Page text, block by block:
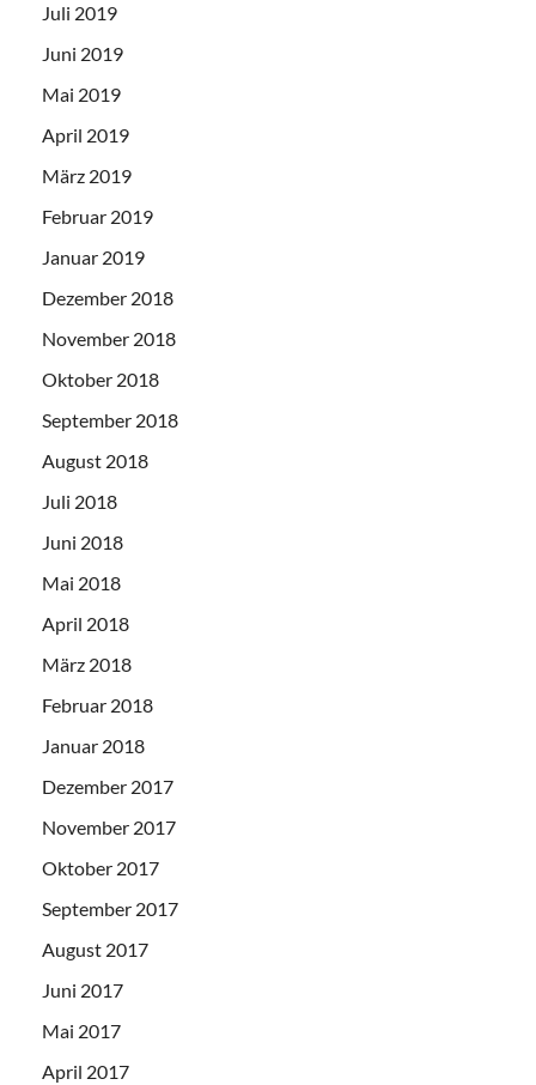
Juli 2019
Juni 2019
Mai 2019
April 2019
März 2019
Februar 2019
Januar 2019
Dezember 2018
November 2018
Oktober 2018
September 2018
August 2018
Juli 2018
Juni 2018
Mai 2018
April 2018
März 2018
Februar 2018
Januar 2018
Dezember 2017
November 2017
Oktober 2017
September 2017
August 2017
Juni 2017
Mai 2017
April 2017